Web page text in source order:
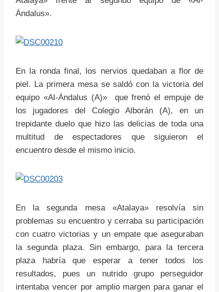
Ándalus».
En la ronda final, los nervios quedaban a flor de
piel. La primera mesa se saldó con la victoria del
equipo «Al-Ándalus (A)» que frenó el empuje de
los jugadores del Colegio Alborán (A), en un
trepidante duelo que hizo las delicias de toda una
multitud de espectadores que siguieron el
encuentro desde el mismo inicio.
En la segunda mesa «Atalaya» resolvía sin
problemas su encuentro y cerraba su participación
con cuatro victorias y un empate que aseguraban
la segunda plaza. Sin embargo, para la tercera
plaza habría que esperar a tener todos los
resultados, pues un nutrido grupo perseguidor
intentaba vencer por amplio margen para ganar el